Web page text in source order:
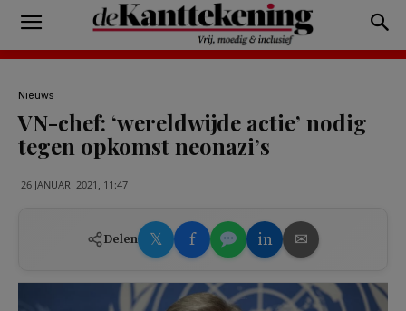
Nieuws
VN-chef: ‘wereldwijde actie’ nodig
tegen opkomst neonazi’s
26 JANUARI 2021, 11:47
Delen 𝕏 f in ✉